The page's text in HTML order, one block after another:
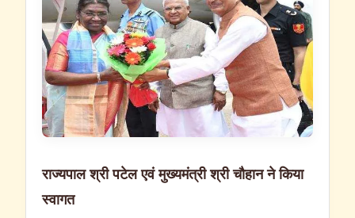
राज्यपाल श्री पटेल एवं मुख्यमंत्री श्री चौहान ने किया
स्वागत